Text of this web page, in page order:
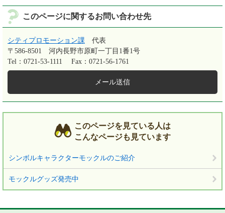
このページに関するお問い合わせ先
シティプロモーション課
代表
〒586-8501
河内長野市原町一丁目1番1号
Tel：0721-53-1111
Fax：0721-56-1761
メール送信
このページを見ている人は
こんなページも見ています
シンボルキャラクターモックルのご紹介
モックルグッズ発売中